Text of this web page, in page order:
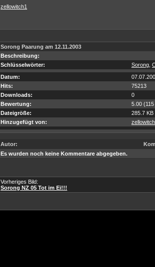
zellowitch1
Sorong Paarung am 12.11.2003
Beschreibung:
Schlüsselwörter:
Sorong
Datum:
Hits:
75213
Downloads:
0
Bewertung:
5.00
Dateigröße:
285.7 KB
Hinzugefügt von:
Autor:
Es wurden noch keine Kommentare abgegeben.
Vorheriges Bild:
Sorong NZ 05 Tot im Ei!!!